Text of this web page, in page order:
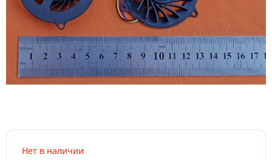
Нет в наличии